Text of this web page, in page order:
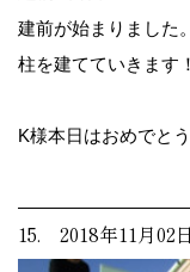
建前が始まりました。
柱を建てていきます！
K様本日はおめでと
15. 2018年11月02日